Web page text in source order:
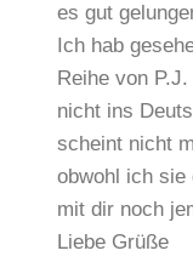
es gut
Ich hab
Reihe von
nicht ins
scheint nicht
obwohl ich
mit dir noch
Liebe Grüße